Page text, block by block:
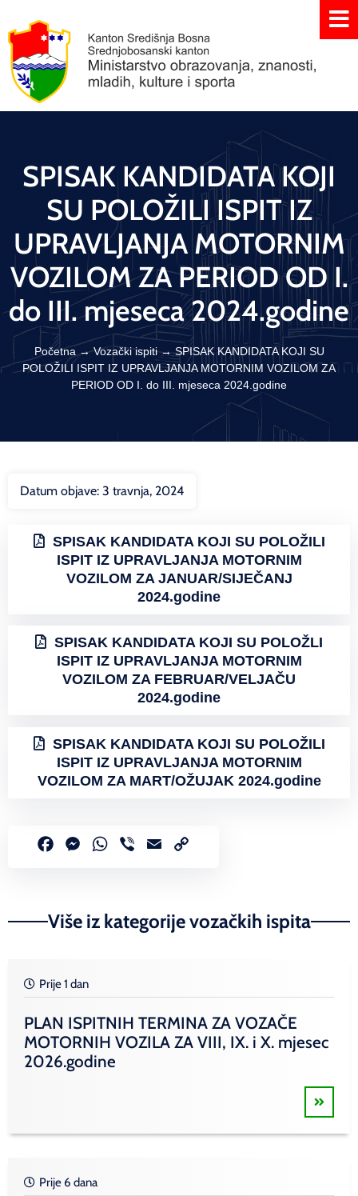
SPISAK KANDIDATA KOJI
SU POLOŽILI ISPIT IZ
UPRAVLJANJA MOTORNIM
VOZILOM ZA PERIOD OD I.
do III. mjeseca 2024.godine
Početna →Vozački ispiti→SPISAK KANDIDATA KOJI SU
POLOŽILI ISPIT IZ UPRAVLJANJA MOTORNIM VOZILOM ZA
PERIOD OD I. do III. mjeseca 2024.godine
Datum objave: 3 travnja, 2024
SPISAK KANDIDATA KOJI SU POLOŽILI
ISPIT IZ UPRAVLJANJA MOTORNIM
VOZILOM ZA JANUAR/SIJEČANJ
2024.godine
SPISAK KANDIDATA KOJI SU POLOŽLI
ISPIT IZ UPRAVLJANJA MOTORNIM
VOZILOM ZA FEBRUAR/VELJAČU
2024.godine
SPISAK KANDIDATA KOJI SU POLOŽILI
ISPIT IZ UPRAVLJANJA MOTORNIM
VOZILOM ZA MART/OŽUJAK 2024.godine
FacebookMessenger
WhatsApp
Viber Email
Više iz kategorije vozačkih ispita
Prije 1 dan
PLAN ISPITNIH TERMINA ZA VOZAČE
MOTORNIH VOZILA ZA VIII, IX. i X. mjesec
2026.godine
Prije 6 dana